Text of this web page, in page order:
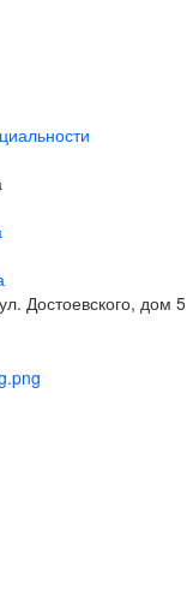
Достоевского, дом 5